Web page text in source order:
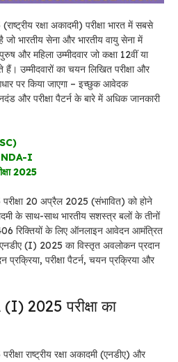
रक्षा अकादमी) परीक्षा भारत में सबसे
जो भारतीय सेना और भारतीय वायु सेना में
और महिला उम्मीदवार जो कक्षा 12वीं या
का चयन लिखित परीक्षा और
पर किया जाएगा – इच्छुक आवेदक
और परीक्षा पैटर्न के बारे में अधिक जानकारी
NDA-I
2025
20 अप्रैल 2025 (संभावित) को होने
के साथ-साथ भारतीय सशस्त्र बलों के तीनों
रिक्तियों के लिए ऑनलाइन आवेदन आमंत्रित
(I) 2025 का विस्तृत अवलोकन प्रदान
परीक्षा पैटर्न, चयन प्रक्रिया और
2025 परीक्षा का
राष्ट्रीय रक्षा अकादमी (एनडीए) और